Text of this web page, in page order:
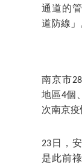
通道的
道防線」
南京市
地區4個
次南京疫
23日，
是此前